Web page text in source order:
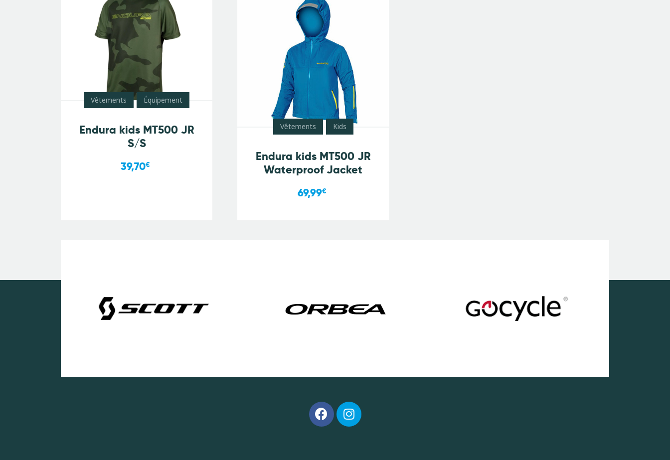
Vêtements Équipement
Endura kids MT500 JR
S/S
39,70€
Vêtements Kids
Endura kids MT500 JR
Waterproof Jacket
69,99€